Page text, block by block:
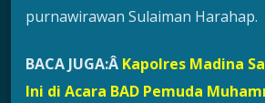
purnawirawan Sulaiman Harahap.
BACA JUGA:Â Kapolres Madina
Ini di Acara BAD Pemuda